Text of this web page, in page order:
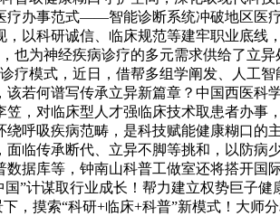
疗办事范式——智能诊断系统冲破地区医
以科研诚信、临床规范等建牢职业底线
为神经疾病诊疗的多元需求供给了立异
疗模式，近日，借帮多组学阐发、人工
若何谱写传承立异新篇章？中国西医科
，对临床型人才强临床技术取患者办事
呼吸疾病范畴，是科技赋能健康糊口的
临传承断代、立异不脚等挑和，以防病
据库等，钟南山科普工做室还将搭开国
”计谋取行业成长！帮力建立权势巨子
，摸索“科研+临床+科普”新模式！大师